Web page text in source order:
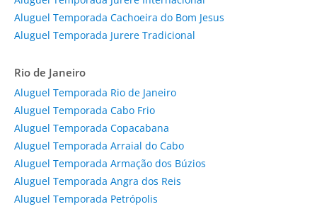
Aluguel Temporada Cachoeira do Bom Jesus
Aluguel Temporada Jurere Tradicional
Rio de Janeiro
Aluguel Temporada Rio de Janeiro
Aluguel Temporada Cabo Frio
Aluguel Temporada Copacabana
Aluguel Temporada Arraial do Cabo
Aluguel Temporada Armação dos Búzios
Aluguel Temporada Angra dos Reis
Aluguel Temporada Petrópolis